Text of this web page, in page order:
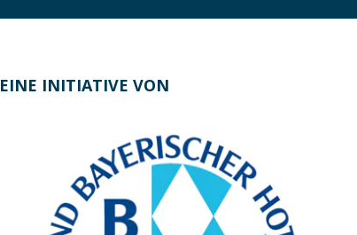
EINE INITIATIVE VON